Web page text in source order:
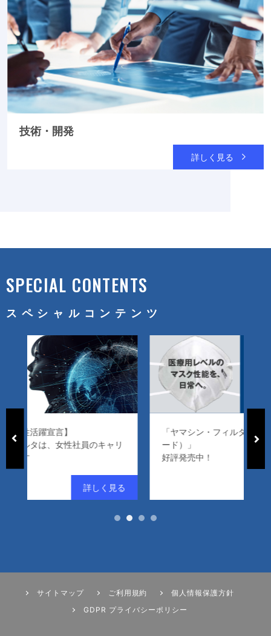
技術・開発
詳しく見る
SPECIAL CONTENTS
スペシャルコンテンツ
「ヤマシン・フィルタマスク Zexeed（ゼクシ
ード）」
サイトマップ ご利用規約
個人情報保護方針
GDPR プライバシーポリシー